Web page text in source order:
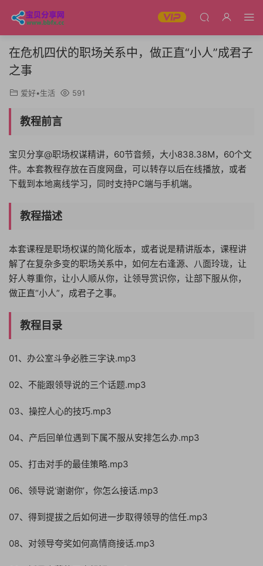
在危机四伏的职场关系中，做正直“小人”成君子
之事
爱好•生活 591
教程前言
宝贝分享@职场权谋精讲，60节音频，大小838.38M，60个文
件。本套教程存放在百度网盘，可以转存以后在线播放，或者
下载到本地离线学习，同时支持PC端与手机端。
教程描述
本套课程是职场权谋的简化版本，或者说是精讲版本，课程讲
解了在复杂多变的职场关系中，如何左右逢源、八面玲珑，让
好人尊重你，让小人顺从你，让领导赏识你，让部下服从你，
做正直“小人”，成君子之事。
教程目录
01、办公室斗争必胜三字诀.mp3
02、不能跟领导说的三个话题.mp3
03、操控人心的技巧.mp3
04、产后回单位遇到下属不服从安排怎么办.mp3
05、打击对手的最佳策略.mp3
06、领导说‘谢谢你’，你怎么接话.mp3
07、得到提拔之后如何进一步取得领导的信任.mp3
08、对领导夸奖如何高情商接话.mp3